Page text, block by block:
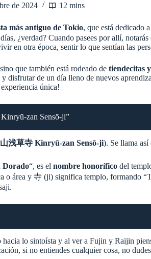
de 2024 12 mins
más antiguo de Tokio, que está dedicado
¿verdad? Cuando pasees por allí, notarás
en otra época, sentir lo que sentían las
que también está rodeado de tiendecitas
disfrutar de un día lleno de nuevos
única!
zan Sensō-ji”
浅草寺 Kinryū-zan Sensō-ji). Se llama así
Dorado“, es el nombre honorífico del
o área y 寺 (ji) significa templo, formando
lo sintoísta y al ver a Fujin y Raijin
si no entiendes cualquier cosa, no